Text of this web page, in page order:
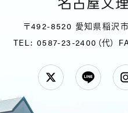
〒492-8520 愛知県稲沢
TEL: 0587-23-2400（代）